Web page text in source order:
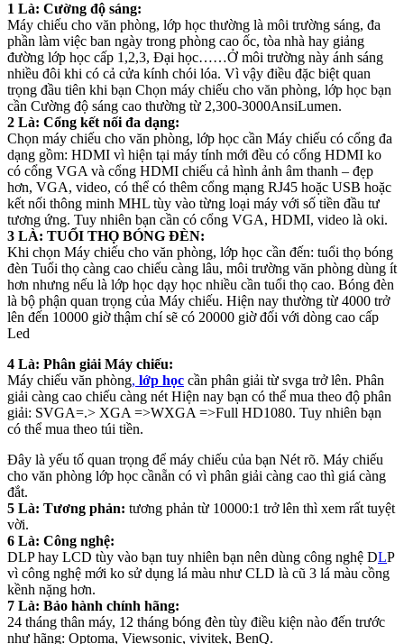
1 Là: Cường độ sáng:
Máy chiếu cho văn phòng, lớp học thường là môi trường sáng, đa
phần làm việc ban ngày trong phòng cao ốc, tòa nhà hay giảng
đường lớp học cấp 1,2,3, Đại học……Ở môi trường này ánh sáng
nhiều đôi khi có cả cửa kính chói lóa. Vì vậy điều đặc biệt quan
trọng đầu tiên khi bạn Chọn máy chiếu cho văn phòng, lớp học bạn
cần Cường độ sáng cao thường từ 2,300-3000AnsiLumen.
2 Là: Cổng kết nối đa dạng:
Chọn máy chiếu cho văn phòng, lớp học cần Máy chiếu có cổng đa
dạng gồm: HDMI vì hiện tại máy tính mới đều có cổng HDMI ko
có cổng VGA và cổng HDMI chiếu cả hình ảnh âm thanh – đẹp
hơn, VGA, video, có thể có thêm cổng mạng RJ45 hoặc USB hoặc
kết nối thông minh MHL tùy vào từng loại máy với số tiền đầu tư
tương ứng. Tuy nhiên bạn cần có cổng VGA, HDMI, video là oki.
3 LÀ: TUỔI THỌ BÓNG ĐÈN:
Khi chọn Máy chiếu cho văn phòng, lớp học cần đến: tuổi thọ bóng
đèn Tuổi thọ càng cao chiếu càng lâu, môi trường văn phòng dùng ít
hơn nhưng nếu là lớp học dạy học nhiều cần tuổi thọ cao. Bóng đèn
là bộ phận quan trọng của Máy chiếu. Hiện nay thường từ 4000 trở
lên đến 10000 giờ thậm chí sẽ có 20000 giờ đối với dòng cao cấp
Led
4 Là: Phân giải Máy chiếu:
Máy chiếu văn phòng, lớp học cần phân giải từ svga trở lên. Phân
giải càng cao chiếu càng nét Hiện nay bạn có thể mua theo độ phân
giải: SVGA=.> XGA =>WXGA =>Full HD1080. Tuy nhiên bạn
có thể mua theo túi tiền.
Đây là yếu tố quan trọng để máy chiếu của bạn Nét rõ. Máy chiếu
cho văn phòng lớp học cầnẵn có vì phân giải càng cao thì giá càng
đắt.
5 Là: Tương phản: tương phản từ 10000:1 trở lên thì xem rất tuyệt
vời.
6 Là: Công nghệ:
DLP hay LCD tùy vào bạn tuy nhiên bạn nên dùng công nghệ DLP
vì công nghệ mới ko sử dụng lá màu như CLD là cũ 3 lá màu cồng
kềnh nặng hơn.
7 Là: Bảo hành chính hãng:
24 tháng thân máy, 12 tháng bóng đèn tùy điều kiện nào đến trước
như hãng: Optoma, Viewsonic, vivitek, BenQ.